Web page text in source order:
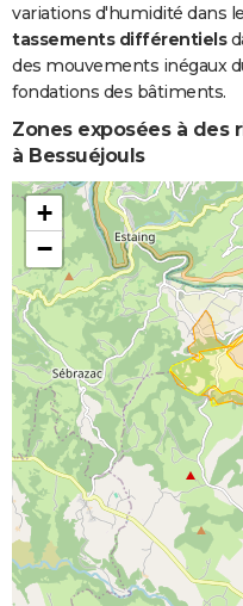
variations d'humidité dans
tassements différentiels
des mouvements inégaux
fondations des bâtiments.
Zones exposées à des
à Bessuéjouls
+
−